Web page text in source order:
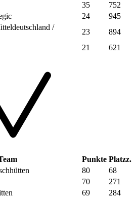
35
752
24
945
/
23
894
21 621
Punkte Platzz.
80
68
70
271
69
284